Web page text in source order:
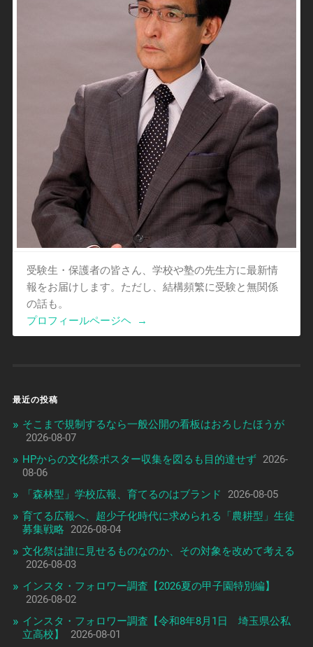
受験生・保護者の皆さん、学校や塾の先生方に最新情
報をお届けします。ただし、結構頻繁に受験と無関係
の話も。
プロフィールページヘ
→
最近の投稿
そこまで規制するなら一般公開の看板はおろしたほうが
2026-08-07
HPからの文化祭ポスター収集を図るも目的達せず 2026-
08-06
「森林型」学校広報、育てるのはブランド
2026-08-05
育てる広報へ、超少子化時代に求められる「農耕型」生徒
募集戦略
2026-08-04
文化祭は誰に見せるものなのか、その対象を改めて考える
2026-08-03
インスタ・フォロワー調査【2026夏の甲子園特別編】
2026-08-02
インスタ・フォロワー調査【令和8年8月1日 埼玉県公私
立高校】
2026-08-01